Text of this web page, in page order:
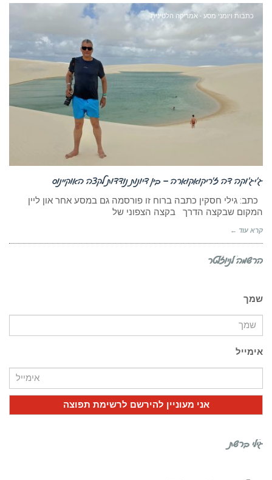
כתבות ויומני מסע - אמריקה הלטינית
ג’יג’וקה דה ז’ריקואקוארה – בין דיונות נודדות לקצה האוקיינוס
כתב: גילי חסקין כתבה ברוח זו פורסמה גם במסע אחר און ליין
המקום שבקצה הדרך בקצה הצפוני של
קרא עוד ←
הרשמה לניוזלטר
שמך
אימייל
גילי ברשת